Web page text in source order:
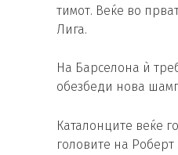
тимот. Веќе во
Лига.
На Барселона ѝ
обезбеди нова
Каталонците веќе
головите на